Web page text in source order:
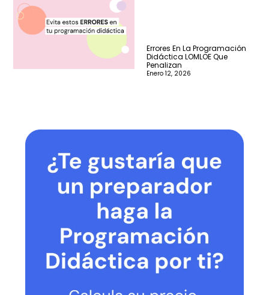
Errores En La Programación
Didáctica LOMLOE Que
Penalizan
Enero 12, 2026